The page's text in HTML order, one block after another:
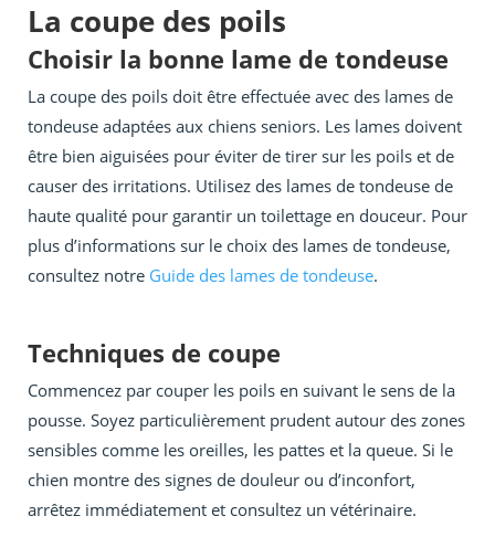
La coupe des poils
Choisir la bonne lame de tondeuse
La coupe des poils doit être effectuée avec des lames de
tondeuse adaptées aux chiens seniors. Les lames doivent
être bien aiguisées pour éviter de tirer sur les poils et de
causer des irritations. Utilisez des lames de tondeuse de
haute qualité pour garantir un toilettage en douceur. Pour
plus d’informations sur le choix des lames de tondeuse,
consultez notre Guide des lames de tondeuse.
Techniques de coupe
Commencez par couper les poils en suivant le sens de la
pousse. Soyez particulièrement prudent autour des zones
sensibles comme les oreilles, les pattes et la queue. Si le
chien montre des signes de douleur ou d’inconfort,
arrêtez immédiatement et consultez un vétérinaire.